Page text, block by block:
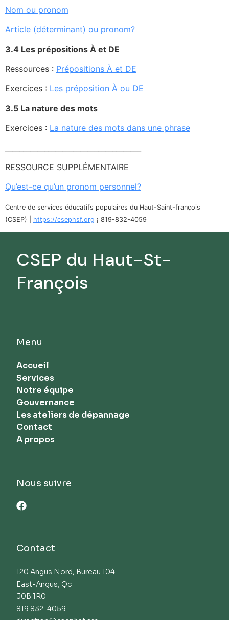
Nom ou pronom
Article (déterminant) ou pronom?
3.4 Les prépositions À et DE
Ressources : Prépositions À et DE
Exercices : Les préposition À ou DE
3.5 La nature des mots
Exercices : La nature des mots dans une phrase
RESSOURCE SUPPLÉMENTAIRE
Qu’est-ce qu’un pronom personnel?
Centre de services éducatifs populaires du Haut-Saint-françois
(CSEP) | https://csephsf.org ¡ 819-832-4059
CSEP du Haut-St-
François
Menu
Accueil
Services
Notre équipe
Gouvernance
Les ateliers de dépannage
Contact
A propos
Nous suivre
Contact
120 Angus Nord, Bureau 104
East-Angus, Qc
J0B 1R0
819 832-4059